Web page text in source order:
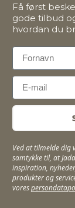
Få først
gode tilbud
hvordan du
First Name
Email
Ved at tilmelde dig
samtykke til, at
inspiration,
produkter og
vores